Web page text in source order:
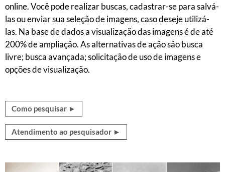
online. Você pode realizar buscas, cadastrar-se para salvá-
las ou enviar sua seleção de imagens, caso deseje utilizá-
las. Na base de dados a visualização das imagens é de até
200% de ampliação. As alternativas de ação são busca
livre; busca avançada; solicitação de uso de imagens e
opções de visualização.
Como pesquisar ►
Atendimento ao pesquisador ►